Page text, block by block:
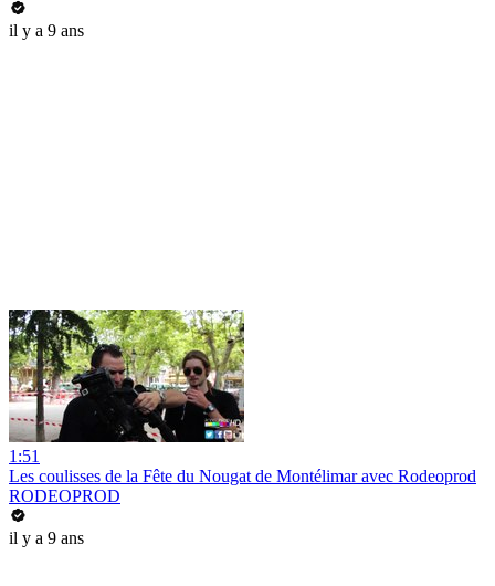
il y a 9 ans
1:51
Les coulisses de la Fête du Nougat de Montélimar avec Rodeoprod​
RODEOPROD
il y a 9 ans